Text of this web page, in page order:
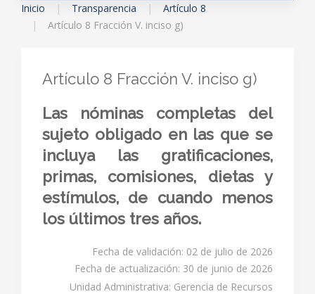
Inicio
Transparencia
Artículo 8
Artículo 8 Fracción V. inciso g)
Artículo 8 Fracción V. inciso g)
Las nóminas completas del
sujeto obligado en las que se
incluya las gratificaciones,
primas, comisiones, dietas y
estímulos, de cuando menos
los últimos tres años.
Fecha de validación: 02 de julio de 2026
Fecha de actualización: 30 de junio de 2026
Unidad Administrativa: Gerencia de Recursos